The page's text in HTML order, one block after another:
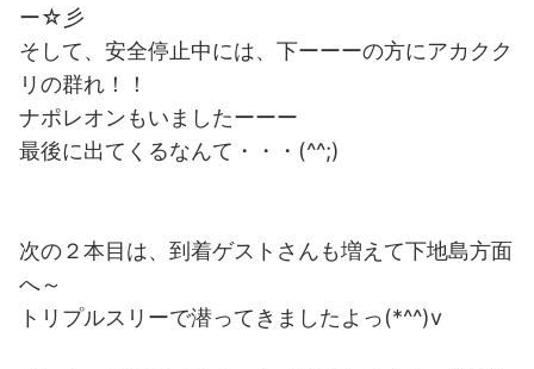
ー☆彡
そして、安全停止中には、下ーーーの方にアカクク
リの群れ！！
ナポレオンもいましたーーー
最後に出てくるなんて・・・(^^;)
次の２本目は、到着ゲストさんも増えて下地島方面
へ～
トリプルスリーで潜ってきましたよっ(*^^)v